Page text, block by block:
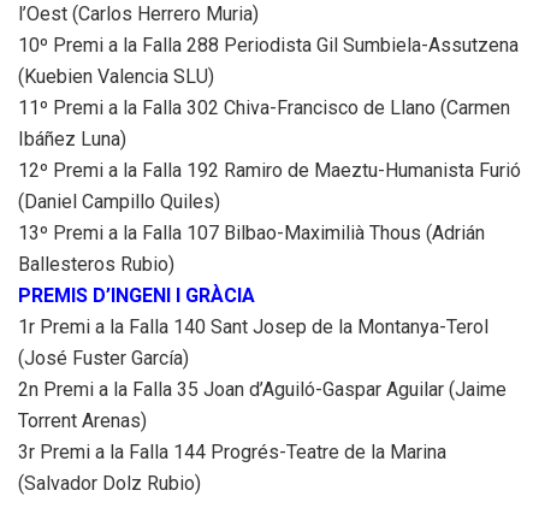
l’Oest (Carlos Herrero Muria)
10º Premi a la Falla 288 Periodista Gil Sumbiela-Assutzena
(Kuebien Valencia SLU)
11º Premi a la Falla 302 Chiva-Francisco de Llano (Carmen
Ibáñez Luna)
12º Premi a la Falla 192 Ramiro de Maeztu-Humanista Furió
(Daniel Campillo Quiles)
13º Premi a la Falla 107 Bilbao-Maximilià Thous (Adrián
Ballesteros Rubio)
PREMIS D’INGENI I GRÀCIA
1r Premi a la Falla 140 Sant Josep de la Montanya-Terol
(José Fuster García)
2n Premi a la Falla 35 Joan d’Aguiló-Gaspar Aguilar (Jaime
Torrent Arenas)
3r Premi a la Falla 144 Progrés-Teatre de la Marina
(Salvador Dolz Rubio)